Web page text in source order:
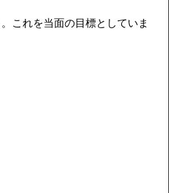
これを当面の目標としていま